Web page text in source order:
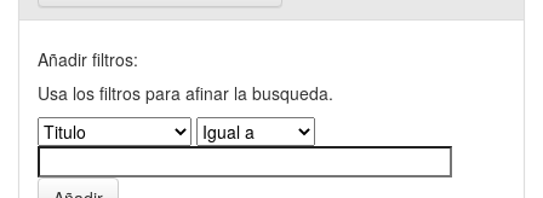
Añadir filtros:
Usa los filtros para afinar la busqueda.